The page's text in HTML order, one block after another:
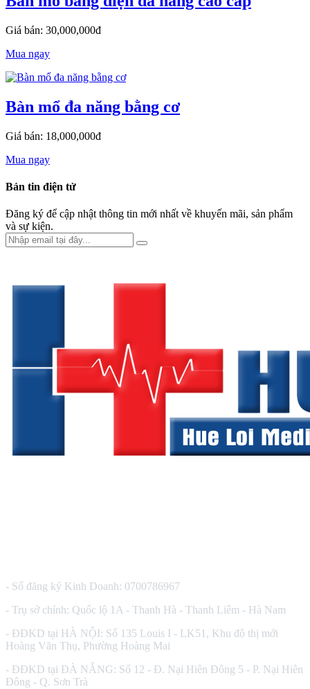
Giá bán: 30,000,000đ
Mua ngay
Bàn mổ đa năng bằng cơ
Giá bán: 18,000,000đ
Mua ngay
Bản tin điện tử
Đăng ký để cập nhật thông tin mới nhất về khuyến mãi, sản phẩm
và sự kiện.
- Số đăng ký Kinh Doanh: 0700786967
- Trụ sở chính: Quốc lộ 1A - Thanh Hà - Thanh Liêm - Hà Nam
- ĐĐKD tại HÀ NỘI: Số 135 Louis I - LK51, Khu đô thị mới
Hoàng Văn Thụ, Phường Hoàng Mai
- ĐĐKD tại ĐÀ NẴNG: Số 12 - Đ. Nại Hiên Đông 5 - P. Nại Hiên
Đông - Q. Sơn Trà